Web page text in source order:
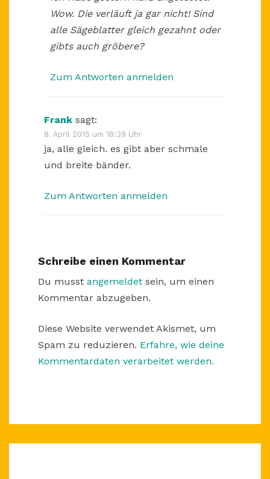
Wow. Die verläuft ja gar nicht! Sind
alle Sägeblatter gleich gezahnt oder
gibts auch gröbere?
Zum Antworten anmelden
Frank sagt:
8. April 2015 um 18:39 Uhr
ja, alle gleich. es gibt aber schmale
und breite bänder.
Zum Antworten anmelden
Schreibe einen Kommentar
Du musst angemeldet sein, um einen
Kommentar abzugeben.
Diese Website verwendet Akismet, um
Spam zu reduzieren. Erfahre, wie deine
Kommentardaten verarbeitet werden.